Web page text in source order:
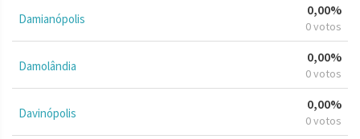
Damianópolis
0,00%
0 votos
Damolândia
0,00%
0 votos
Davinópolis
0,00%
0 votos